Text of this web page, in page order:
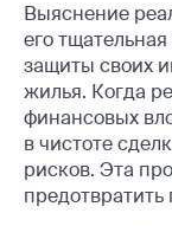
Выяснение
его
защиты своих
жилья. Когда
финансовых
в чистоте
рисков. Эта